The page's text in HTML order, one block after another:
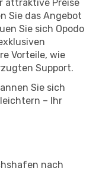
attraktive Preise
Sie das Angebot
Sie sich Opodo
Vorteile, wie
Support.
Sie sich
– Ihr
nach